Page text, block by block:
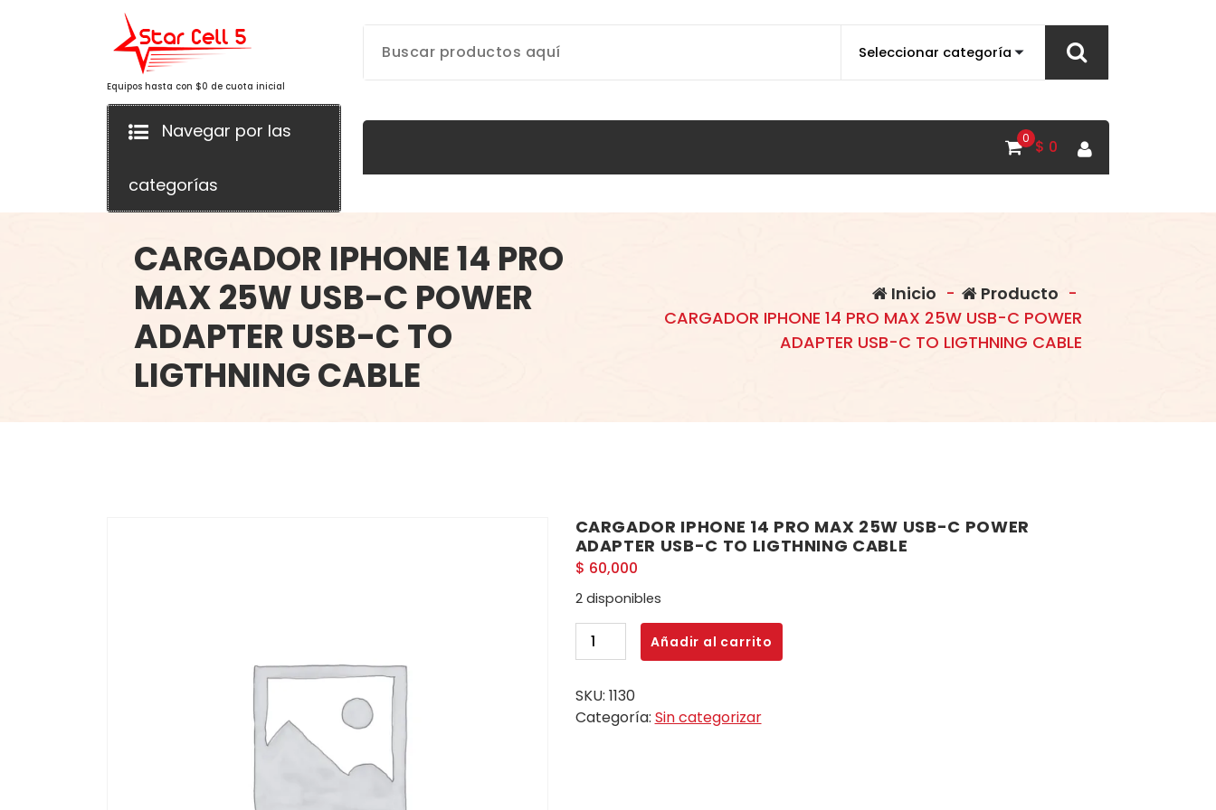
Equipos hasta con $0 de cuota inicial
Navegar por las
categorías
0 $ 0
CARGADOR IPHONE 14 PRO
MAX 25W USB-C POWER
ADAPTER USB-C TO
LIGTHNING CABLE
Inicio - Producto -
CARGADOR IPHONE 14 PRO MAX 25W USB-C POWER
ADAPTER USB-C TO LIGTHNING CABLE
CARGADOR IPHONE 14 PRO MAX 25W USB-C POWER
ADAPTER USB-C TO LIGTHNING CABLE
$ 60,000
2 disponibles
CARGADOR
IPHONE
PRO
MAX
Añadir al carrito
SKU: 1130
Categoría: Sin categorizar